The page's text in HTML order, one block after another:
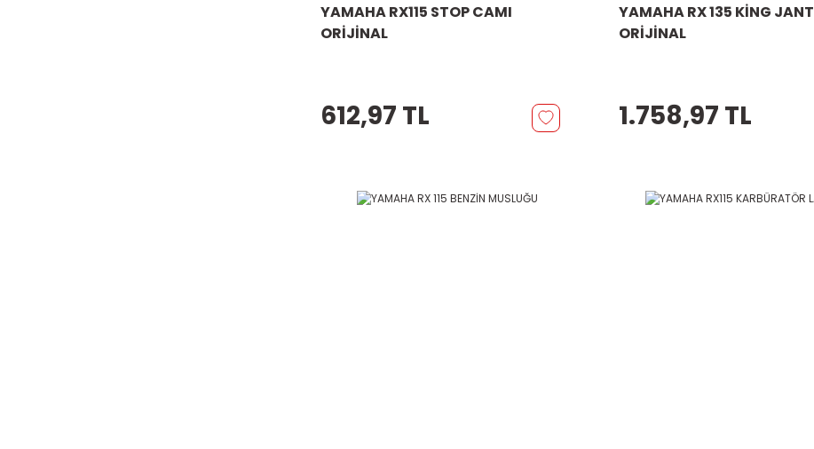
YAMAHA RX115 STOP CAMI
ORİJİNAL
612,97 TL
YAMAHA RX 135 KİNG JANT
ORİJİNAL
1.758,97 TL